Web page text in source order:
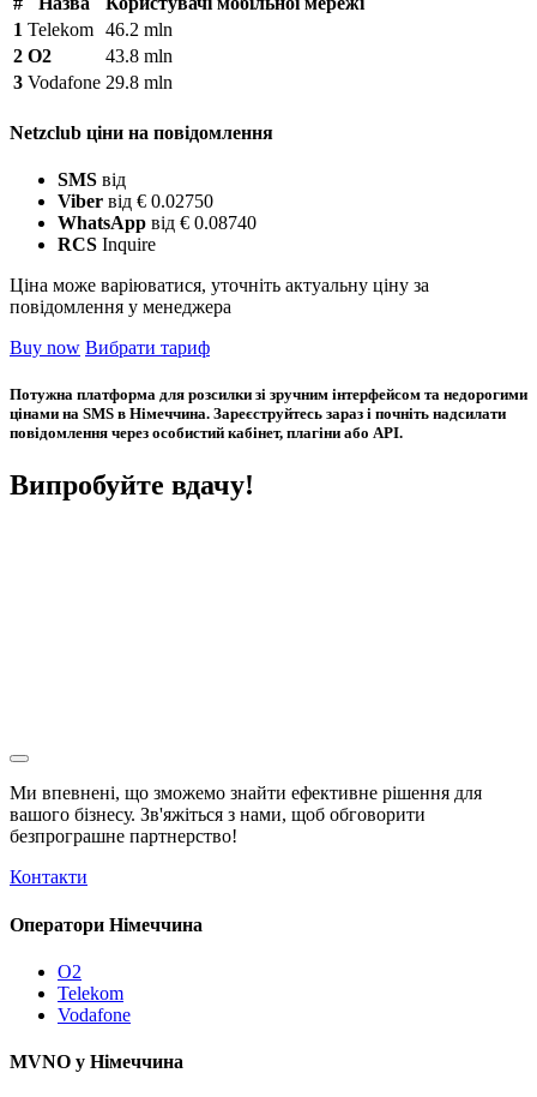
1 Telekom 46.2 mln
2 O2
43.8 mln
3 Vodafone 29.8 mln
Netzclub ціни на повідомлення
SMS від
Viber від € 0.02750
WhatsApp від € 0.08740
RCS Inquire
Ціна може варіюватися, уточніть актуальну ціну за
повідомлення у менеджера
Buy now Вибрати тариф
Потужна платформа для розсилки зі зручним інтерфейсом та недорогими
цінами на SMS в Німеччина. Зареєструйтесь зараз і почніть надсилати
повідомлення через особистий кабінет, плагіни або API.
Випробуйте вдачу!
Ми впевнені, що зможемо знайти ефективне рішення для
вашого бізнесу. Зв'яжіться з нами, щоб обговорити
безпрограшне партнерство!
Контакти
Оператори Німеччина
O2
Telekom
Vodafone
MVNO у Німеччина